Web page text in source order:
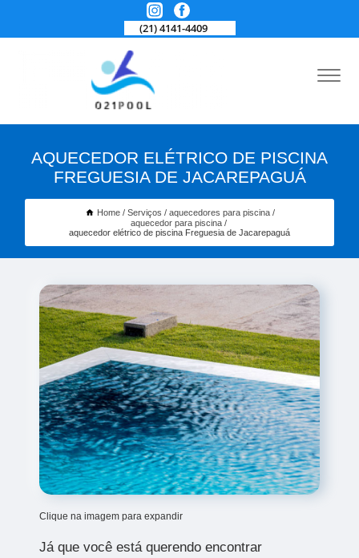
(21) 4141-4409
AQUECEDOR ELÉTRICO DE PISCINA
FREGUESIA DE JACAREPAGUÁ
Home Serviços
aquecedores para piscina
aquecedor para piscina
aquecedor elétrico de piscina Freguesia de Jacarepaguá
Clique na imagem para expandir
Já que você está querendo encontrar